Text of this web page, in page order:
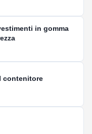
in gomma
contenitore